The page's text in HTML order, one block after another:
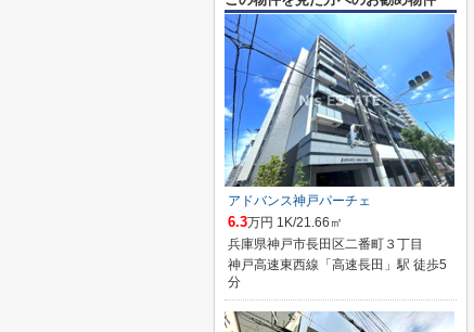
アドバンス神戸パーチェ
6.3万円 1K/21.66㎡
兵庫県神戸市長田区二番町３丁目
神戸高速東西線「高速長田」駅 徒歩5
分